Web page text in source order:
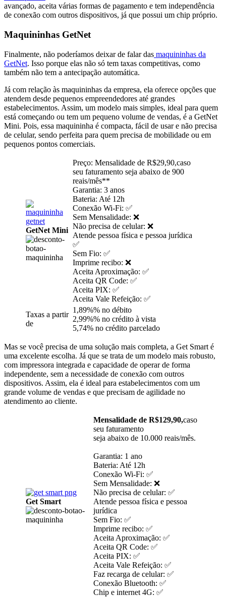
avançado, aceita várias formas de pagamento e tem independência
de conexão com outros dispositivos, já que possui um chip próprio.
Maquininhas GetNet
Finalmente, não poderíamos deixar de falar das maquininhas da
GetNet. Isso porque elas não só tem taxas competitivas, como
também não tem a antecipação automática.
Já com relação às maquininhas da empresa, ela oferece opções que
atendem desde pequenos empreendedores até grandes
estabelecimentos. Assim, um modelo mais simples, ideal para quem
está começando ou tem um pequeno volume de vendas, é a GetNet
Mini. Pois, essa maquininha é compacta, fácil de usar e não precisa
de celular, sendo perfeita para quem precisa de mobilidade ou em
pequenos pontos comerciais.
GetNet Mini
Preço: Mensalidade de R$29,90,caso
seu faturamento seja abaixo de 900
reais/mês**
Garantia: 3 anos
Bateria: Até 12h
Conexão Wi-Fi: ✅
Sem Mensalidade: ❌
Não precisa de celular: ❌
Atende pessoa física e pessoa jurídica
✅
Sem Fio: ✅
Imprime recibo: ❌
Aceita Aproximação: ✅
Aceita QR Code: ✅
Aceita PIX: ✅
Aceita Vale Refeição: ✅
Taxas a partir
de
1,89%% no débito
2,99%% no crédito à vista
5,74% no crédito parcelado
Mas se você precisa de uma solução mais completa, a Get Smart é
uma excelente escolha. Já que se trata de um modelo mais robusto,
com impressora integrada e capacidade de operar de forma
independente, sem a necessidade de conexão com outros
dispositivos. Assim, ela é ideal para estabelecimentos com um
grande volume de vendas e que precisam de agilidade no
atendimento ao cliente.
Get Smart
Mensalidade de R$129,90,caso
seu faturamento
seja abaixo de 10.000 reais/mês.
Garantia: 1 ano
Bateria: Até 12h
Conexão Wi-Fi: ✅
Sem Mensalidade: ❌
Não precisa de celular: ✅
Atende pessoa física e pessoa
jurídica
Sem Fio: ✅
Imprime recibo: ✅
Aceita Aproximação: ✅
Aceita QR Code: ✅
Aceita PIX: ✅
Aceita Vale Refeição: ✅
Faz recarga de celular: ✅
Conexão Bluetooth: ✅
Chip e internet 4G: ✅